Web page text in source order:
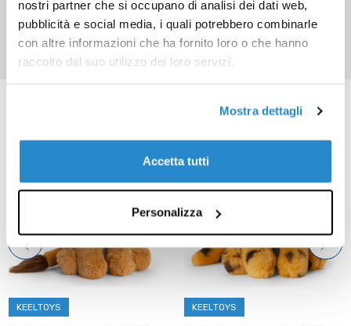
nostri partner che si occupano di analisi dei dati web,
pubblicità e social media, i quali potrebbero combinarle
con altre informazioni che ha fornito loro o che hanno
raccolto dal suo utilizzo dei loro servizi.
Mostra dettagli
Accetta tutti
Personalizza
KEELTOYS KEELTOYS